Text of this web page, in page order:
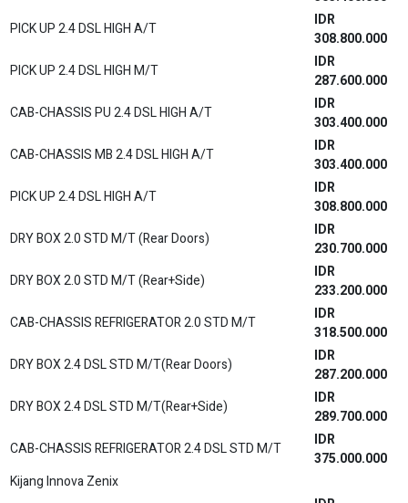
2.0 V CVT (Premium Color)
IDR
485.600.000
2.0 V CVT Non RSE (Non Premium Color)
IDR
474.300.000
2.0 V CVT Non RSE (Premium Color)
IDR
477.300.000
2.0 G HV CVT
IDR
473.400.000
2.0 G HV CVT (Premium Color)
IDR
476.300.000
2.0 V HV Modelista CVT
IDR
547.100.000
2.0 V HV Modelista CVT (Premium Color)
IDR
550.000.000
2.0 V HV Non Modelista CVT
IDR
537.100.000
2.0 V HV Non Modelista CVT (Premium Color)
IDR
540.100.000
Color)
IDR
538.700.000
2.0 V HV Modelista CVT Non RSE (Premium Color)
IDR
541.600.000
2.0 V HV CVT Non Modelista Non RSE (Non Premium
Color)